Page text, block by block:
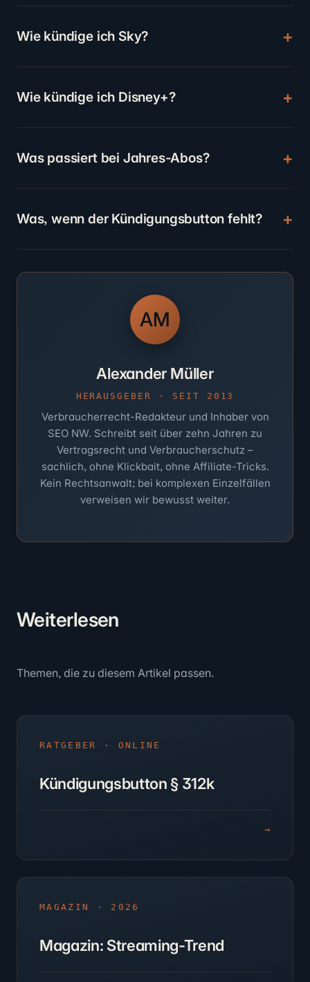
Wie kündige ich Sky?
Wie kündige ich Disney+?
Was passiert bei Jahres-Abos?
Was, wenn der Kündigungsbutton fehlt?
AM
Alexander Müller
HERAUSGEBER · SEIT 2013
Verbraucherrecht-Redakteur und Inhaber von
SEO NW. Schreibt seit über zehn Jahren zu
Vertragsrecht und Verbraucherschutz –
sachlich, ohne Klickbait, ohne Affiliate-Tricks.
Kein Rechtsanwalt; bei komplexen Einzelfällen
verweisen wir bewusst weiter.
Weiterlesen
Themen, die zu diesem Artikel passen.
RATGEBER · ONLINE
Kündigungsbutton § 312k
→
MAGAZIN · 2026
Magazin: Streaming-Trend